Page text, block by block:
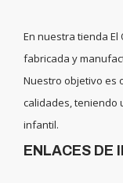
En nuestra tienda
fabricada y
Nuestro objetivo es
calidades, teniendo
infantil.
ENLACES DE